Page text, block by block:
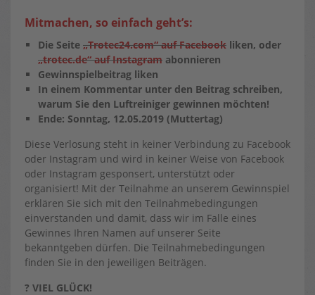
Mitmachen, so einfach geht’s:
Die Seite „Trotec24.com“ auf Facebook liken, oder
„trotec.de“ auf Instagram abonnieren
Gewinnspielbeitrag liken
In einem Kommentar unter den Beitrag schreiben,
warum Sie den Luftreiniger gewinnen möchten!
Ende: Sonntag, 12.05.2019 (Muttertag)
Diese Verlosung steht in keiner Verbindung zu Facebook
oder Instagram und wird in keiner Weise von Facebook
oder Instagram gesponsert, unterstützt oder
organisiert! Mit der Teilnahme an unserem Gewinnspiel
erklären Sie sich mit den Teilnahmebedingungen
einverstanden und damit, dass wir im Falle eines
Gewinnes Ihren Namen auf unserer Seite
bekanntgeben dürfen. Die Teilnahmebedingungen
finden Sie in den jeweiligen Beiträgen.
? VIEL GLÜCK!